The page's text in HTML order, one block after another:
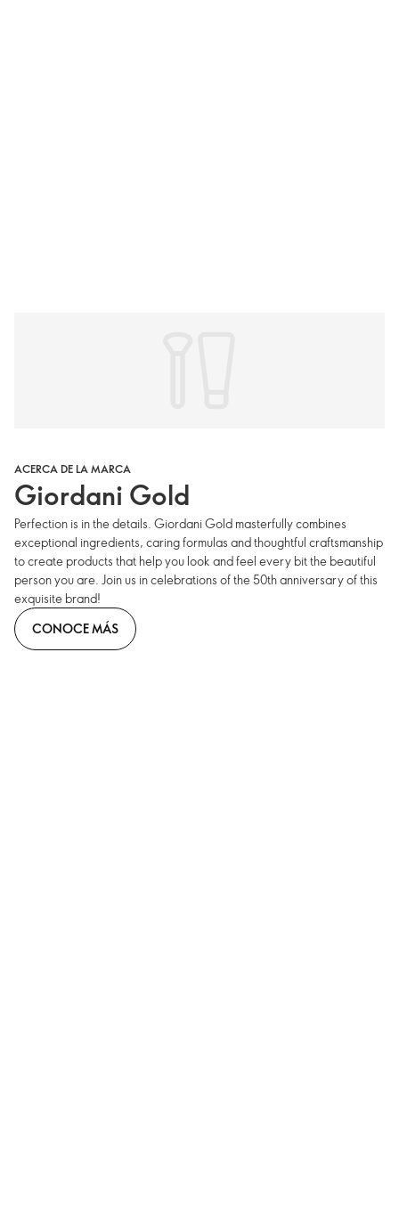
ACERCA DE LA MARCA
Giordani Gold
Perfection is in the details. Giordani Gold masterfully combines
exceptional ingredients, caring formulas and thoughtful craftsmanship
to create products that help you look and feel every bit the beautiful
person you are. Join us in celebrations of the 50th anniversary of this
exquisite brand!
CONOCE MÁS